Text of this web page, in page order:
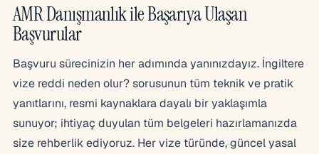
AMR Danışmanlık ile Başarıya Ulaşan
Başvurular
Başvuru sürecinizin her adımında yanınızdayız. İngiltere
vize reddi neden olur? sorusunun tüm teknik ve pratik
yanıtlarını, resmi kaynaklara dayalı bir yaklaşımla
sunuyor; ihtiyaç duyulan tüm belgeleri hazırlamanızda
size rehberlik ediyoruz. Her vize türünde, güncel yasal